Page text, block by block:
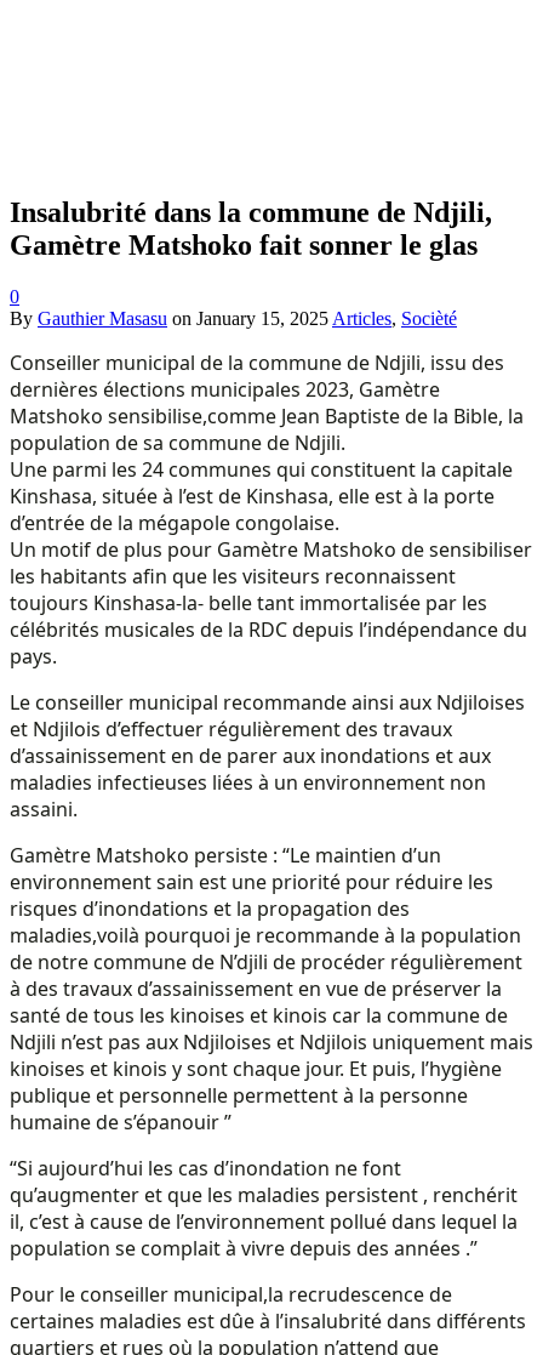
Insalubrité dans la commune de Ndjili,
Gamètre Matshoko fait sonner le glas
0
By Gauthier Masasu on January 15, 2025 Articles, Socièté
Conseiller municipal de la commune de Ndjili, issu des
dernières élections municipales 2023, Gamètre
Matshoko sensibilise,comme Jean Baptiste de la Bible, la
population de sa commune de Ndjili.
Une parmi les 24 communes qui constituent la capitale
Kinshasa, située à l’est de Kinshasa, elle est à la porte
d’entrée de la mégapole congolaise.
Un motif de plus pour Gamètre Matshoko de sensibiliser
les habitants afin que les visiteurs reconnaissent
toujours Kinshasa-la- belle tant immortalisée par les
célébrités musicales de la RDC depuis l’indépendance du
pays.
Le conseiller municipal recommande ainsi aux Ndjiloises
et Ndjilois d’effectuer régulièrement des travaux
d’assainissement en de parer aux inondations et aux
maladies infectieuses liées à un environnement non
assaini.
Gamètre Matshoko persiste : “Le maintien d’un
environnement sain est une priorité pour réduire les
risques d’inondations et la propagation des
maladies,voilà pourquoi je recommande à la population
de notre commune de N’djili de procéder régulièrement
à des travaux d’assainissement en vue de préserver la
santé de tous les kinoises et kinois car la commune de
Ndjili n’est pas aux Ndjiloises et Ndjilois uniquement mais
kinoises et kinois y sont chaque jour. Et puis, l’hygiène
publique et personnelle permettent à la personne
humaine de s’épanouir ”
“Si aujourd’hui les cas d’inondation ne font
qu’augmenter et que les maladies persistent , renchérit
il, c’est à cause de l’environnement pollué dans lequel la
population se complait à vivre depuis des années .”
Pour le conseiller municipal,la recrudescence de
certaines maladies est dûe à l’insalubrité dans différents
quartiers et rues où la population n’attend que